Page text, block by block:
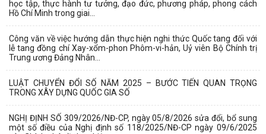
học tập, thực hành tư tưởng, đạo đức, phương pháp, phong cách
Hồ Chí Minh trong giai...
Công văn về việc hướng dẫn thực hiện nghi thức Quốc tang đối với
lễ tang đồng chí Xay-xổm-phon Phôm-vi-hản, Uỷ viên Bộ Chính trị
Trung ương Đảng Nhân...
LUẬT CHUYỂN ĐỔI SỐ NĂM 2025 – BƯỚC TIẾN QUAN TRỌNG
TRONG XÂY DỰNG QUỐC GIA SỐ
NGHỊ ĐỊNH SỐ 309/2026/NĐ-CP, ngày 05/8/2026 sửa đổi, bổ sung
một số điều của Nghị định số 118/2025/NĐ-CP ngày 09/6/2025